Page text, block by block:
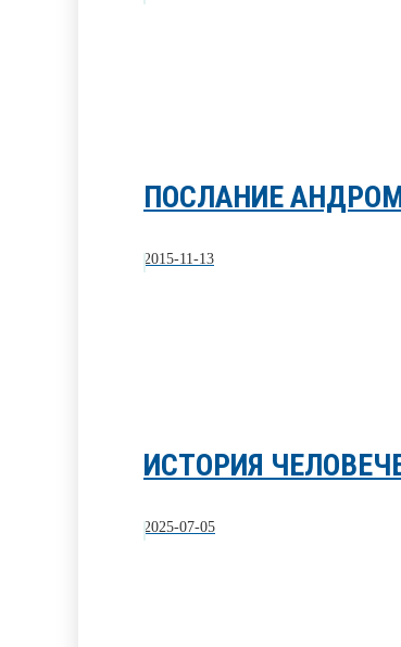
ПОСЛАНИЕ
2015-11-13
ИСТОРИЯ
2025-07-05